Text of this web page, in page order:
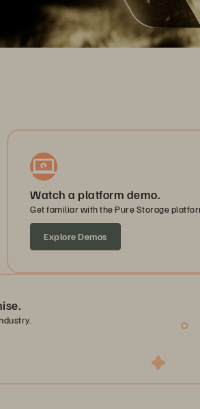
Watch a platform demo.
Get familiar with the Pure Storage
Explore Demos